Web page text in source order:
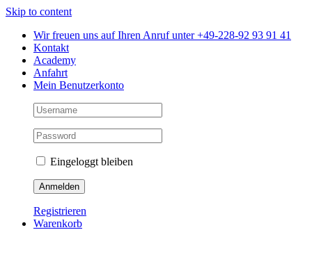
Skip to content
Wir freuen uns auf Ihren Anruf unter +49-228-92 93 91 41
Kontakt
Academy
Anfahrt
Mein Benutzerkonto
Eingeloggt bleiben
Registrieren
Warenkorb